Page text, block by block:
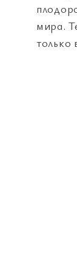
мира.
только